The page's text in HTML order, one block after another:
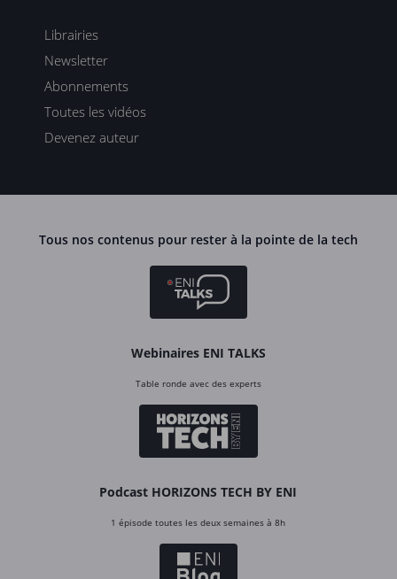
Librairies
Newsletter
Abonnements
Toutes les vidéos
Devenez auteur
Tous nos contenus pour rester à la pointe de la tech
Webinaires ENI TALKS
Table ronde avec des experts
Podcast HORIZONS TECH BY ENI
1 épisode toutes les deux semaines à 8h